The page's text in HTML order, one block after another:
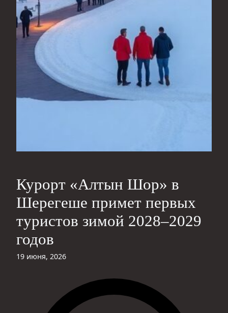
Курорт «Алтын Шор» в
Шерегеше примет первых
туристов зимой 2028–2029
годов
19 июня, 2026